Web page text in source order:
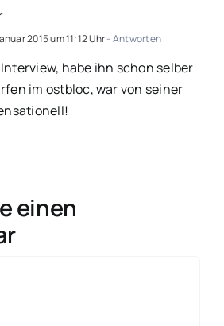
2015 um 11:12 Uhr- Antworten
habe ihn schon selber
im ostbloc, war von seiner
einen